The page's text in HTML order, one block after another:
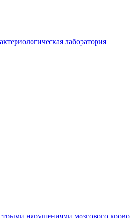
лаборатория
нарушениями мозгового